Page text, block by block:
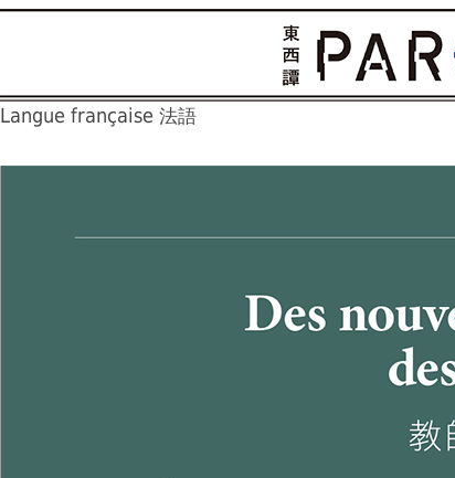
Langue française 法語